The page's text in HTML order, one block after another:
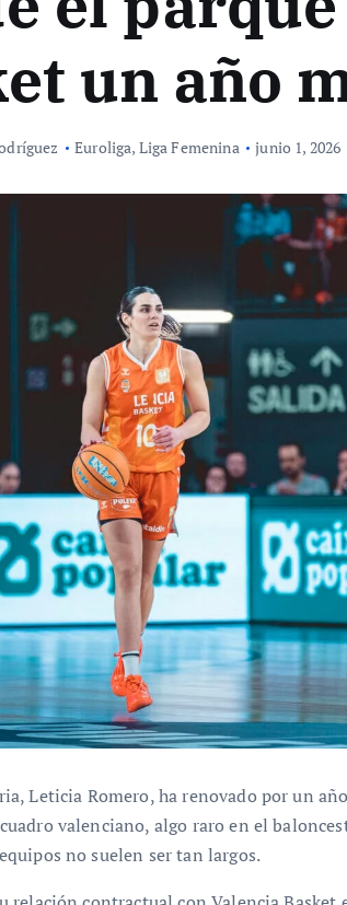
un año
Euroliga, Liga Femenina junio 1, 2026
Leticia Romero, ha renovado por un
valenciano, algo raro en el
no suelen ser tan largos.